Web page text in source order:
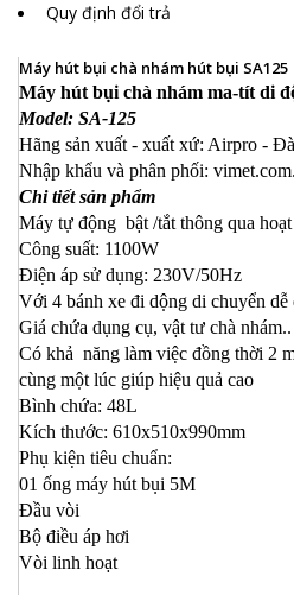
Quy định đổi trả
Máy hút bụi chà nhám hút bụi SA125
Máy hút bụi chà nhám ma-tít di
Model: SA-125
Hãng sản xuất - xuất xứ: Airpro -
Nhập khẩu và phân phối:
Chi tiết sản phẩm
Máy tự động bật /tắt thông qua
Công suất: 1100W
Điện áp sử dụng: 230V/50Hz
Với 4 bánh xe đi dộng di chuyển dễ
Giá chứa dụng cụ, vật tư chà nhám..
Có khả năng làm việc đồng thời 2
cùng một lúc giúp hiệu quả cao
Bình chứa: 48L
Kích thước: 610x510x990mm
Phụ kiện tiêu chuẩn:
01 ống máy hút bụi 5M
Đầu vòi
Bộ điều áp hơi
Vòi linh hoạt